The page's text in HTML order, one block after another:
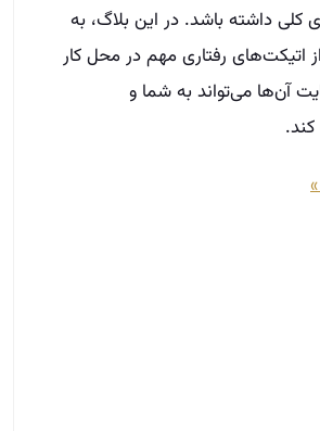
کلی داشته باشد. در این بلاگ، به
اتیکت‌های رفتاری مهم در محل کار
آن‌ها می‌تواند به شما و